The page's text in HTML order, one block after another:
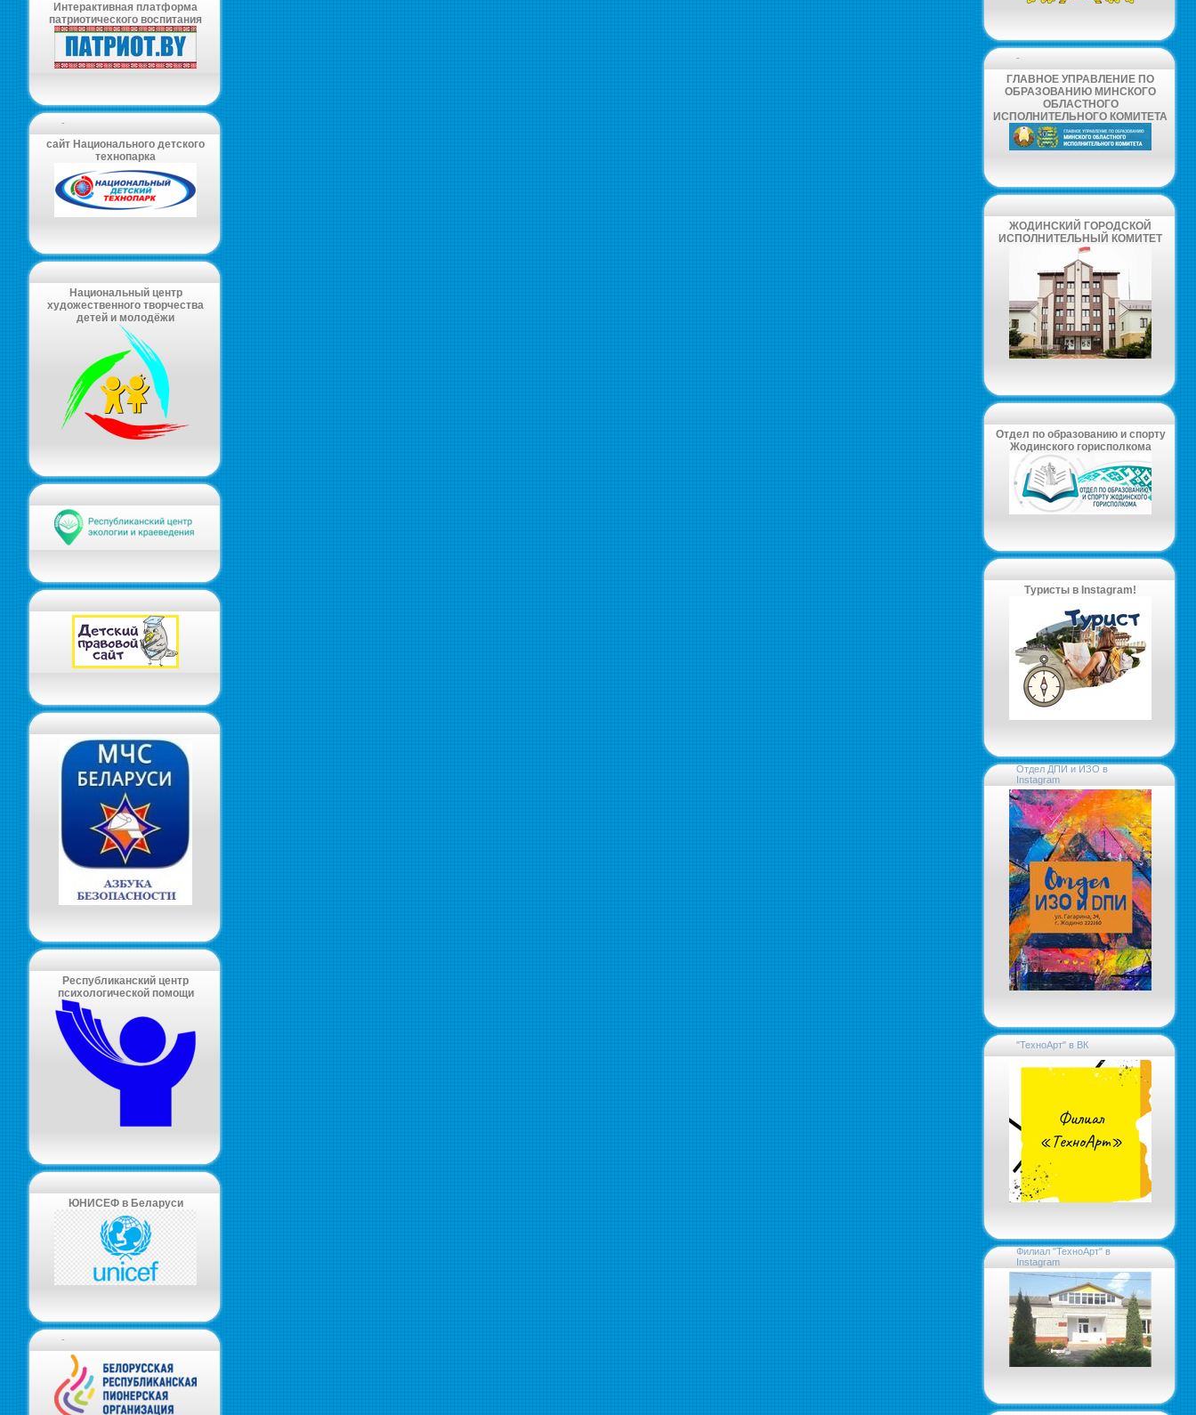
Интерактивная платформа
патриотического воспитания
-
сайт Национального детского
технопарка
Национальный центр
художественного творчества
детей и молодёжи
Республиканский центр
психологической помощи
ЮНИСЕФ в Беларуси
-
-
ГЛАВНОЕ УПРАВЛЕНИЕ ПО
ОБРАЗОВАНИЮ МИНСКОГО
ОБЛАСТНОГО
ИСПОЛНИТЕЛЬНОГО КОМИТЕТА
ЖОДИНСКИЙ ГОРОДСКОЙ
ИСПОЛНИТЕЛЬНЫЙ КОМИТЕТ
Отдел по образованию и спорту
Жодинского горисполкома
Туристы в Instagram!
Отдел ДПИ и ИЗО в
Instagram
"ТехноАрт" в ВК
Филиал "ТехноАрт" в
Instagram